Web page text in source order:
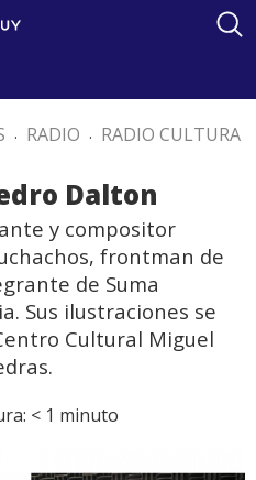
. RADIO . RADIO CULTURA
Dalton
y compositor
frontman de
de Suma
Sus ilustraciones se
Cultural Miguel
< 1 minuto